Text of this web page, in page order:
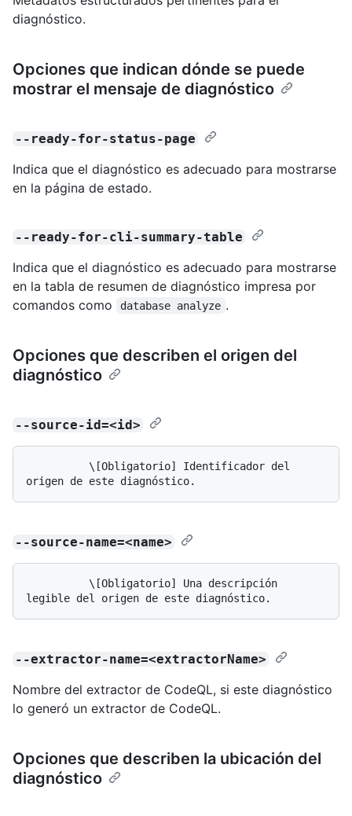
diagnóstico.
Opciones que indican dónde se puede
mostrar el mensaje de diagnóstico
--ready-for-status-page
Indica que el diagnóstico es adecuado para mostrarse
en la página de estado.
--ready-for-cli-summary-table
Indica que el diagnóstico es adecuado para mostrarse
en la tabla de resumen de diagnóstico impresa por
comandos como
database analyze .
Opciones que describen el origen del
diagnóstico
--source-id=<id>
--source-name=<name>
--extractor-name=<extractorName>
Nombre del extractor de CodeQL, si este diagnóstico
lo generó un extractor de CodeQL.
Opciones que describen la ubicación del
diagnóstico